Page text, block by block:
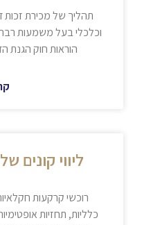
תהליך של מכירת זכות
וכלכלי בעל משמעות
הוראות חוק הגנת
ליווי קונים
רוכשי קרקעות
כלליות, תחזיות